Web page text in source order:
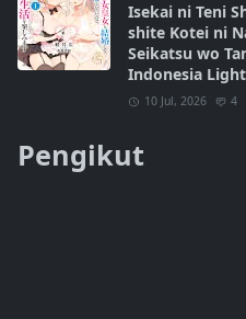
Isekai ni Teni
shite Kotei ni
Seikatsu wo
Indonesia
10 Jul, 2026 4
Pengikut